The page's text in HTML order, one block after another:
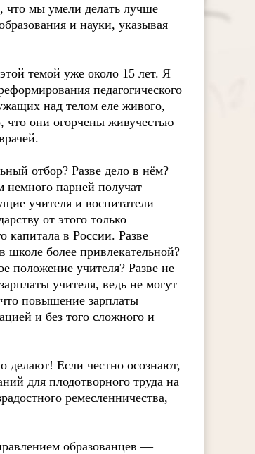
что мы умели делать лучше
и науки, указывая
темой уже около 15 лет. Я
педагогического
над телом еле живого,
что они огорчены живучестью
отбор? Разве дело в нём?
парней получат
учителя и воспитатели
от этого только
в России. Разве
школе более привлекательной?
положение учителя? Разве не
учителя, ведь не могут
повышение зарплаты
и без того сложного и
делают! Если честно осознают,
для плодотворного труда на
ремесленничества,
образованцев —